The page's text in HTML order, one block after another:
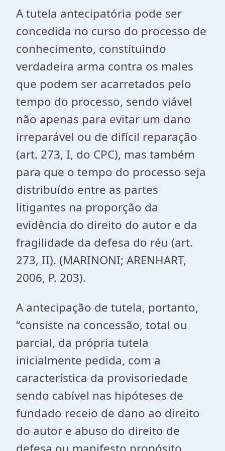
A tutela antecipatória pode ser
concedida no curso do processo de
conhecimento, constituindo
verdadeira arma contra os males
que podem ser acarretados pelo
tempo do processo, sendo viável
não apenas para evitar um dano
irreparável ou de difícil reparação
(art. 273, I, do CPC), mas também
para que o tempo do processo seja
distribuído entre as partes
litigantes na proporção da
evidência do direito do autor e da
fragilidade da defesa do réu (art.
273, II). (MARINONI; ARENHART,
2006, P. 203).
A antecipação de tutela, portanto,
“consiste na concessão, total ou
parcial, da própria tutela
inicialmente pedida, com a
característica da provisoriedade
sendo cabível nas hipóteses de
fundado receio de dano ao direito
do autor e abuso do direito de